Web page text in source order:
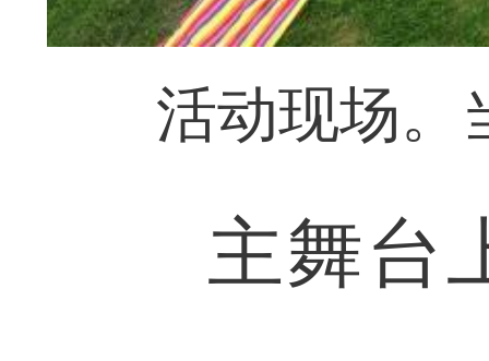
活动现场。
主舞台上